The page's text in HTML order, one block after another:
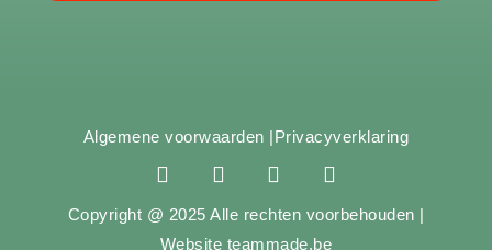
Copyright @ 2025 Alle rechten voorbehouden |
Website teammade.be
F
a
c
e
I
n
s
t
Y
o
u
t
S
p
t
Algemene voorwaarden |Privacyverklaring